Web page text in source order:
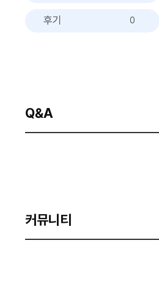
후기 0
Q&A
커뮤니티